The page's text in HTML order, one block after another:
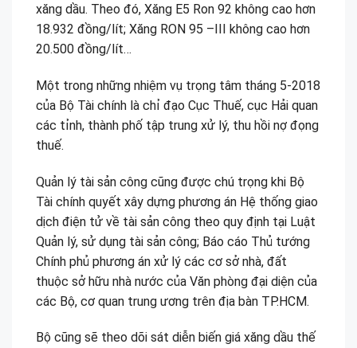
xăng dầu. Theo đó, Xăng E5 Ron 92 không cao hơn
18.932 đồng/lít; Xăng RON 95 –III không cao hơn
20.500 đồng/lít…
Một trong những nhiệm vụ trọng tâm tháng 5-2018
của Bộ Tài chính là chỉ đạo Cục Thuế, cục Hải quan
các tỉnh, thành phố tập trung xử lý, thu hồi nợ đọng
thuế.
Quản lý tài sản công cũng được chú trọng khi Bộ
Tài chính quyết xây dựng phương án Hệ thống giao
dịch điện tử về tài sản công theo quy định tại Luật
Quản lý, sử dụng tài sản công; Báo cáo Thủ tướng
Chính phủ phương án xử lý các cơ sở nhà, đất
thuộc sở hữu nhà nước của Văn phòng đại diện của
các Bộ, cơ quan trung ương trên địa bàn TP.HCM.
Bộ cũng sẽ theo dõi sát diễn biến giá xăng dầu thế